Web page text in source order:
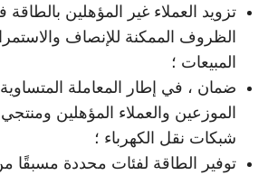
تزويد العملاء غير المؤهلين
الظروف الممكنة للإنصاف
المبيعات ؛
ضمان ، في إطار المعاملة
الموزعين والعملاء المؤهلين ومنتجي
شبكات نقل الكهرباء ؛
توفير الطاقة لفئات محددة مسبقًا